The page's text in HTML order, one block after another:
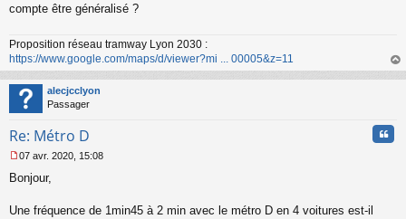
g
n
o
n
l
u
compte être généralisé ?
Proposition réseau tramway Lyon 2030 :
https://www.google.com/maps/d/viewer?mi ... 00005&z=11
au
alecjcclyon
Passager
Re: Métro D
e
s
07 avr. 2020, 15:08
Bonjour,
Une fréquence de 1min45 à 2 min avec le métro D en 4 voitures est-il